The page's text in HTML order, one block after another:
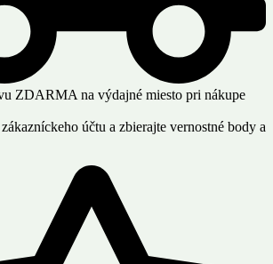
ZDARMA na výdajné miesto pri nákupe
účtu a zbierajte vernostné body a